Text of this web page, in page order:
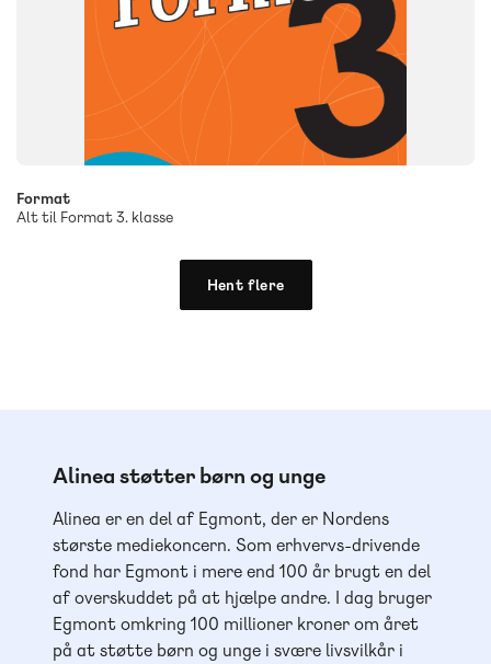
Format
Alt til Format 3. klasse
Hent flere
Alinea støtter børn og unge
Alinea er en del af Egmont, der er Nordens
største mediekoncern. Som erhvervs-drivende
fond har Egmont i mere end 100 år brugt en del
af overskuddet på at hjælpe andre. I dag bruger
Egmont omkring 100 millioner kroner om året
på at støtte børn og unge i svære livsvilkår i